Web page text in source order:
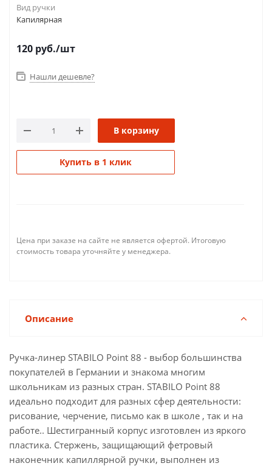
Вид ручки
Капилярная
120 руб./шт
Нашли дешевле?
В корзину
Купить в 1 клик
Цена при заказе на сайте не является офертой. Итоговую
стоимость товара уточняйте у менеджера.
Описание
Ручка-линер STABILO Point 88 - выбор большинства
покупателей в Германии и знакома многим
школьникам из разных стран. STABILO Point 88
идеально подходит для разных сфер деятельности:
рисование, черчение, письмо как в школе , так и на
работе.. Шестигранный корпус изготовлен из яркого
пластика. Стержень, защищающий фетровый
наконечник капиллярной ручки, выполнен из